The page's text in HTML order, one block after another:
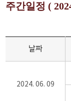
주간일정 (
날짜
2024. 06. 09